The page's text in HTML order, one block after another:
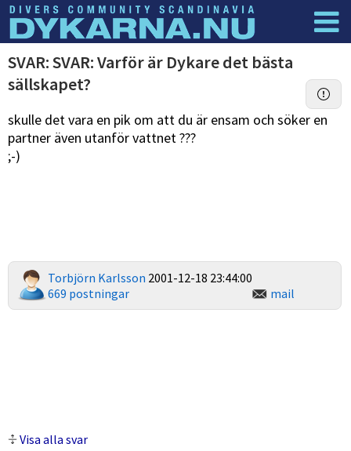
Dyknyheter Logga in
SVAR: SVAR: Varför är Dykare det bästa
sällskapet?
skulle det vara en pik om att du är ensam och söker en
partner även utanför vattnet ???
;-)
Torbjörn Karlsson 2001-12-18 23:44:00
669 postningar
mail
Visa alla svar